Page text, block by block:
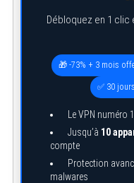
Débloquez en 1 clic
🎁 -73% + 3 mois
✅ 30
Le VPN numéro
Jusqu’à 10
compte
Protection
malwares